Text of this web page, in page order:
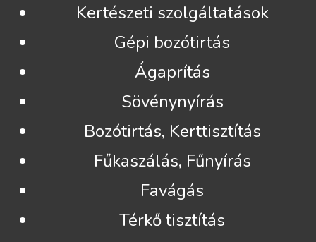
Kertészeti szolgáltatások
Gépi bozótirtás
Ágaprítás
Sövénynyírás
Bozótirtás, Kerttisztítás
Fűkaszálás, Fűnyírás
Favágás
Térkő tisztítás